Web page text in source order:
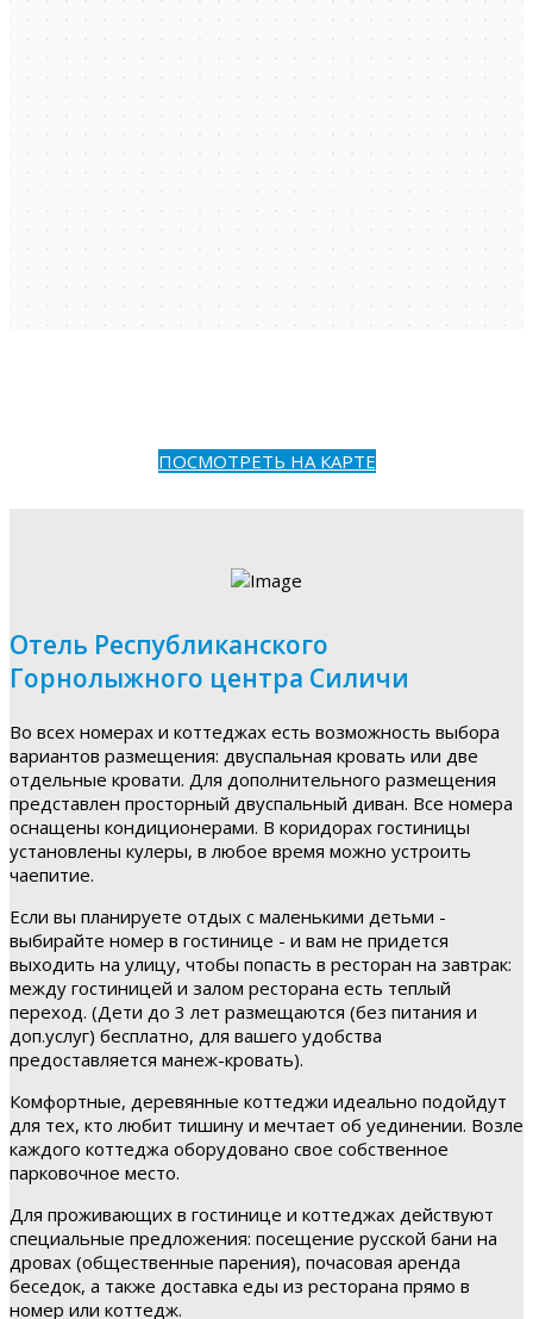
ПОСМОТРЕТЬ НА КАРТЕ
Отель Республиканского
Горнолыжного центра Силичи
Во всех номерах и коттеджах есть возможность выбора
вариантов размещения: двуспальная кровать или две
отдельные кровати. Для дополнительного размещения
представлен просторный двуспальный диван. Все номера
оснащены кондиционерами. В коридорах гостиницы
установлены кулеры, в любое время можно устроить
чаепитие.
Если вы планируете отдых с маленькими детьми -
выбирайте номер в гостинице - и вам не придется
выходить на улицу, чтобы попасть в ресторан на завтрак:
между гостиницей и залом ресторана есть теплый
переход. (Дети до 3 лет размещаются (без питания и
доп.услуг) бесплатно, для вашего удобства
предоставляется манеж-кровать).
Комфортные, деревянные коттеджи идеально подойдут
для тех, кто любит тишину и мечтает об уединении. Возле
каждого коттеджа оборудовано свое собственное
парковочное место.
Для проживающих в гостинице и коттеджах действуют
специальные предложения: посещение русской бани на
дровах (общественные парения), почасовая аренда
беседок, а также доставка еды из ресторана прямо в
номер или коттедж.